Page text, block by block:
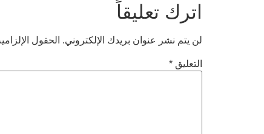
اترك تعليقاً
لن يتم نشر عنوان بريدك الإلكتروني. الحقول
التعليق *